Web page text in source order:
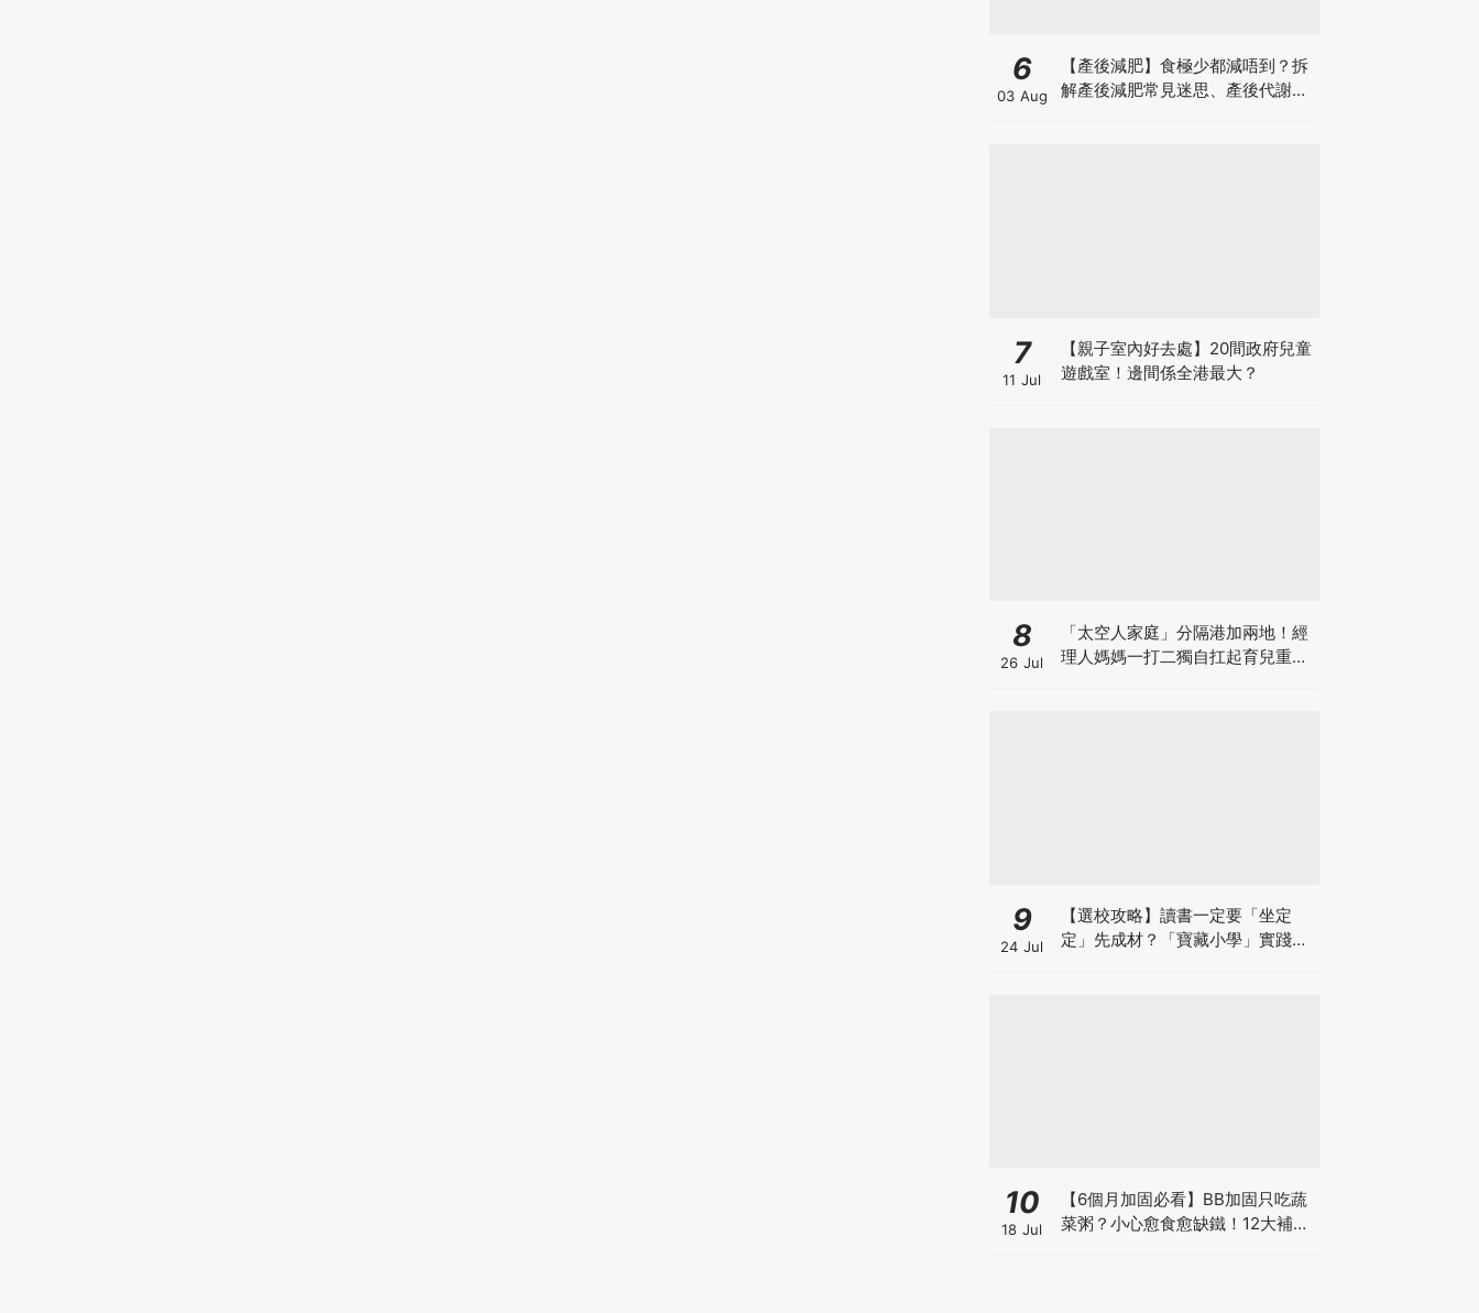
6
03 Aug
【產後減肥】食極少都減唔到？拆
解產後減肥常見迷思、產後代謝、
7
11 Jul
【親子室內好去處】20間政府兒童
遊戲室！邊間係全港最大？
8
26 Jul
「太空人家庭」分隔港加兩地！經
理人媽媽一打二獨自扛起育兒重
9
24 Jul
【選校攻略】讀書一定要「坐定
定」先成材？「寶藏小學」實踐動
10
18 Jul
【6個月加固必看】BB加固只吃蔬
菜粥？小心愈食愈缺鐵！12大補鐵